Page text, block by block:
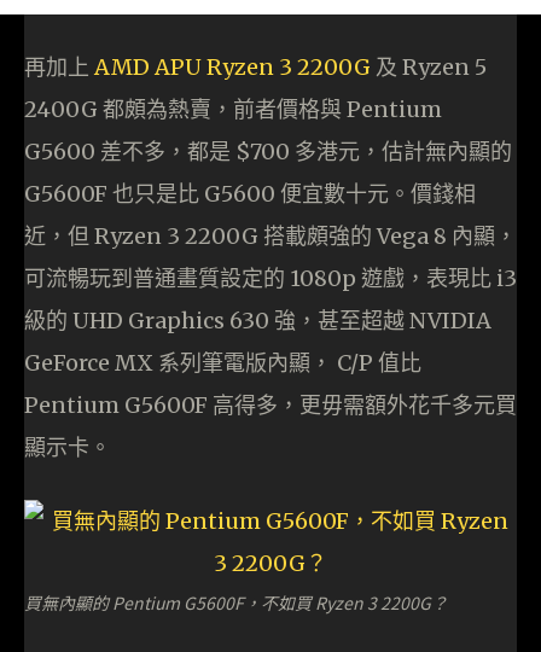
再加上AMD APU Ryzen 3 2200G 及 Ryzen 5
2400G 都頗為熱賣，前者價格與 Pentium
G5600 差不多，都是 $700 多港元，估計無內顯的
G5600F 也只是比 G5600 便宜數十元。價錢相
近，但 Ryzen 3 2200G 搭載頗強的 Vega 8 內顯，
可流暢玩到普通畫質設定的 1080p 遊戲，表現比 i3
級的 UHD Graphics 630 強，甚至超越 NVIDIA
GeForce MX 系列筆電版內顯， C/P 值比
Pentium G5600F 高得多，更毋需額外花千多元買
顯示卡。
買無內顯的 Pentium G5600F，不如買 Ryzen 3 2200G？